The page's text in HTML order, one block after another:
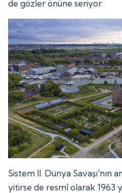
de gözler önüne seriyor.
Sistem II. Dünya Savaşı'nın
yitirse de resmî olarak 1963